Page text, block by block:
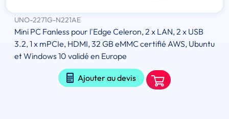
UNO-2271G-N221AE
Mini PC Fanless pour l'Edge Celeron, 2 x LAN, 2 x USB
3.2, 1 x mPCIe, HDMI, 32 GB eMMC certifié AWS, Ubuntu
et Windows 10 validé en Europe
Ajouter au devis